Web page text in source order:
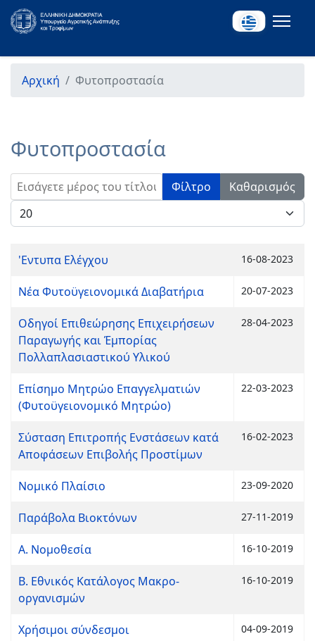
Αρχική Φυτοπροστασία
Φυτοπροστασία
Εισάγετε μέρος του τίτλου. Φίλτρο
Καθαρισμός
Εμφάνιση #
'Εντυπα Ελέγχου 16-08-2023
Νέα Φυτοϋγειονομικά Διαβατήρια 20-07-2023
Οδηγοί Επιθεώρησης Επιχειρήσεων
Παραγωγής και Έμπορίας
Πολλαπλασιαστικού Υλικού
28-04-2023
Επίσημο Μητρώο Επαγγελματιών
(Φυτοϋγειονομικό Μητρώο)
22-03-2023
Σύσταση Επιτροπής Ενστάσεων κατά
Αποφάσεων Επιβολής Προστίμων
16-02-2023
Νομικό Πλαίσιο 23-09-2020
Παράβολα Βιοκτόνων 27-11-2019
Α. Νομοθεσία 16-10-2019
Β. Εθνικός Κατάλογος Μακρο-
οργανισμών
16-10-2019
Χρήσιμοι σύνδεσμοι 04-09-2019